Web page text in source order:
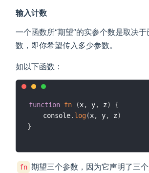
输入计数
一个函数所“期望”的实参个数是取决
数，即你希望传入多少参数。
如以下函数：
function fn (x, y, z)
{
	console
. log(x, y, z)
}
fn 期望三个参数，因为它声明了三